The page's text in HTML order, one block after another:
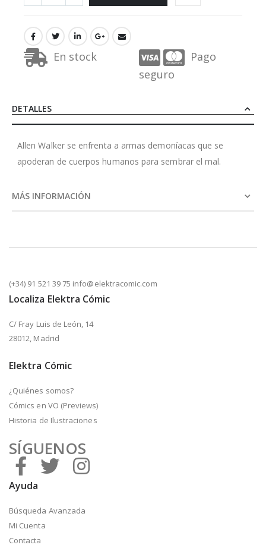
En stock
Pago
seguro
DETALLES
Allen Walker se enfrenta a armas demoníacas que se
apoderan de cuerpos humanos para sembrar el mal.
MÁS INFORMACIÓN
(+34) 91 521 39 75 info@elektracomic.com
Localiza Elektra Cómic
C/ Fray Luis de León, 14
28012, Madrid
Elektra Cómic
¿Quiénes somos?
Cómics en VO (Previews)
Historia de Ilustraciones
SÍGUENOS
Ayuda
Búsqueda Avanzada
Mi Cuenta
Contacta